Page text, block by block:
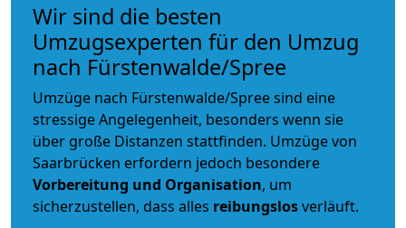
Wir sind die besten
Umzugsexperten für den Umzug
nach Fürstenwalde/Spree
Umzüge nach Fürstenwalde/Spree sind eine
stressige Angelegenheit, besonders wenn sie
über große Distanzen stattfinden. Umzüge von
Saarbrücken erfordern jedoch besondere
Vorbereitung und Organisation, um
sicherzustellen, dass alles reibungslosverläuft.